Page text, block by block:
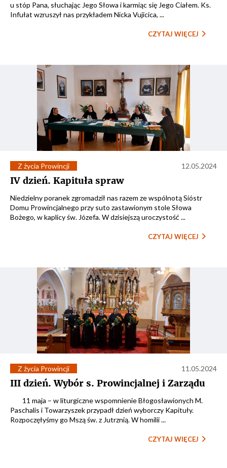
u stóp Pana, słuchając Jego Słowa i karmiąc się Jego Ciałem. Ks.
Infułat wzruszył nas przykładem Nicka Vujicica, ...
CZYTAJ WIĘCEJ
Z życia Prowincji 12.05.2024
IV dzień. Kapituła spraw
Niedzielny poranek zgromadził nas razem ze wspólnotą Sióstr
Domu Prowincjalnego przy suto zastawionym stole Słowa
Bożego, w kaplicy św. Józefa. W dzisiejszą uroczystość ...
CZYTAJ WIĘCEJ
Z życia Prowincji 11.05.2024
III dzień. Wybór s. Prowincjalnej i Zarządu
11 maja – w liturgiczne wspomnienie Błogosławionych M.
Paschalis i Towarzyszek przypadł dzień wyborczy Kapituły.
Rozpoczęłyśmy go Mszą św. z Jutrznią. W homilii ...
CZYTAJ WIĘCEJ